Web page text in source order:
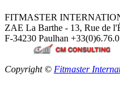
FITMASTER
ZAE La Barthe - 13, Rue de
F-34230 Paulhan
Copyright © Fitmaster